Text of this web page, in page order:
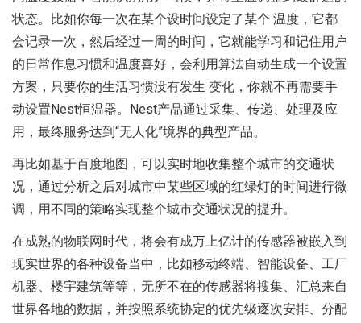
状态。比如你每一次在某个设时间设定了某个 温度，它都
会记录一次，然后经过一周的时间，它就能学习和记住用户
的日常作息习惯和温度喜好，会利用算法自动生成一个设置
方案，只要你的生活习惯没有发生 变化，你就不再需要手
动设置Nest恒温器。Nest产品通过采集、传递、处理及应
用，最终服务达到“无人化”境界的典型产品。
再比如基于百度地图，可以实时地收集整个城市的交通状
况，通过分析之后对城市中某些区域的红绿灯的时间进行微
调，用不同的策略实现整个城市交通状况的提升。
在成熟的物联网时代，将会有成万上亿计的传感器被嵌入到
现实世界的各种设备当中，比如移动终端、智能设备、工厂
机器、楼宇建筑等等，无所不在的传感器将搜集、汇总来自
世界各地的数据，并按照系统协定的优先级逐次安排、分配